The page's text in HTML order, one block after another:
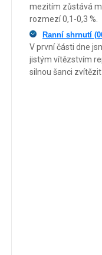
mezitím zůstává
rozmezí 0,1-0,3 %.
Ranní shrnutí
V první části dne
jistým vítězstvím
silnou šanci